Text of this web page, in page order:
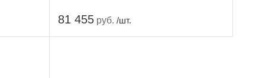
81 455 руб. /шт.